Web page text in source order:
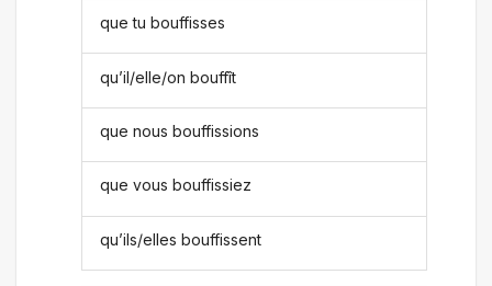
que tu bouffisses
qu’il/elle/on bouffît
que nous bouffissions
que vous bouffissiez
qu’ils/elles bouffissent